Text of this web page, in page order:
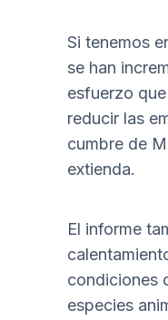
Si tenemos
se han
esfuerzo
reducir las
cumbre de
extienda.
El informe
condiciones
especies